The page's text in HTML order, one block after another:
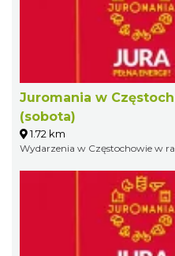
Juromania w
(sobota)
1.72 km
Wydarzenia w Częstochowie w